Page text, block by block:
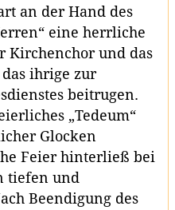
an der Hand des
eine herrliche
Kirchenchor und das
ihrige zur
beitrugen.
„Tedeum“
Glocken
Feier hinterließ bei
tiefen und
Beendigung des